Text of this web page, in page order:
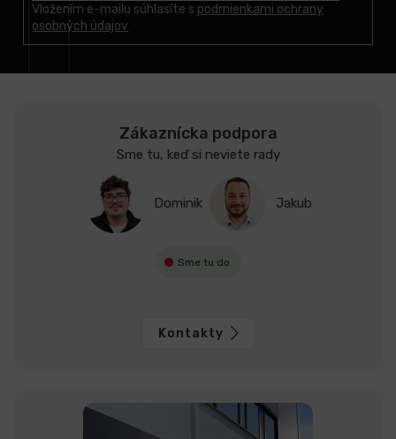
Vložením e-mailu súhlasíte s podmienkami ochrany
osobných údajov
Zákaznícka podpora
Sme tu, keď si neviete rady
Dominik Jakub
Sme tu do
Kontakty